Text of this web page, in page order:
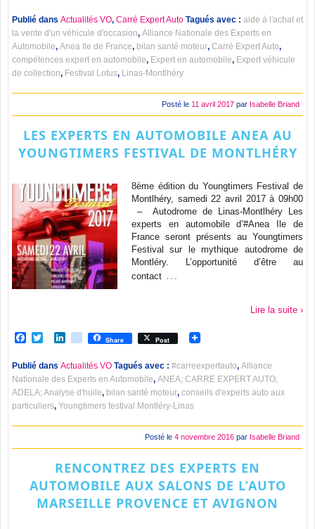
Publié dans Actualités VO, Carré Expert Auto Tagués avec : aide à l'achat et
la vente d'un véhicule d'occasion, Alliance Nationale des Experts en
Automobile, Anea Ile de France, bilan santé moteur, Carré Expert Auto,
compétences expert en automobile, Expert en automobile, Expert véhicule
de collection, Festival Lotus, Linas-Montlhéry
Posté le 11 avril 2017 par Isabelle Briand
LES EXPERTS EN AUTOMOBILE ANEA AU
YOUNGTIMERS FESTIVAL DE MONTLHÉRY
8ème édition du Youngtimers Festival de
Montlhéry, samedi 22 avril 2017 à 09h00
– Autodrome de Linas-Montlhéry Les
experts en automobile d’#Anea Ile de
France seront présents au Youngtimers
Festival sur le mythique autodrome de
Montléry. L’opportunité d’être au
contact …
Lire la suite ›
Facebook
TwitterLinkedIn
viadeoShare Post
Publié dans Actualités VO Tagués avec : #carreexpertauto, Alliance
Nationale des Experts en Automobile, ANEA; CARRE EXPERT AUTO;
ADELA; Analyse d'huile, bilan santé moteur, conseils d'experts auto aux
particuliers, Youngtimers festival Montléry-Linas
Posté le 4 novembre 2016 par Isabelle Briand
RENCONTREZ DES EXPERTS EN
AUTOMOBILE AUX SALONS DE L’AUTO
MARSEILLE PROVENCE ET AVIGNON